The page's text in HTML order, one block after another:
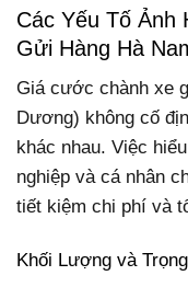
Các Yếu Tố Ảnh
Gửi Hàng Hà
Giá cước chành xe
Dương) không cố
khác nhau. Việc
nghiệp và cá nhân
tiết kiệm chi phí và
Khối Lượng và